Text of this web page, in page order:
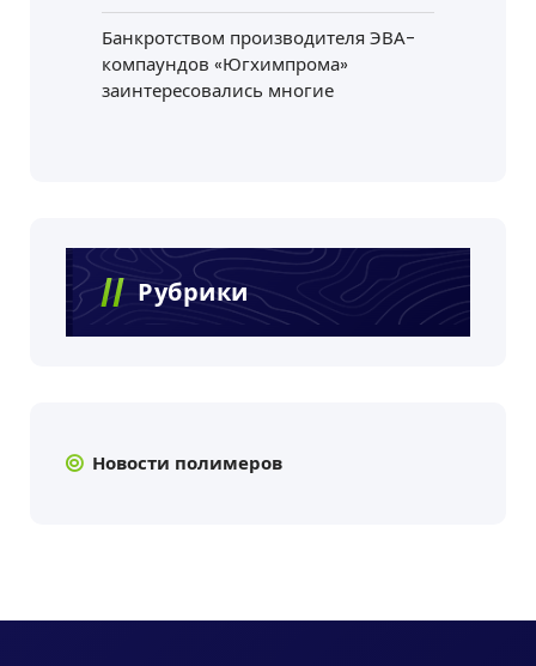
Банкротством производителя ЭВА-
компаундов «Югхимпрома»
заинтересовались многие
Рубрики
Новости полимеров